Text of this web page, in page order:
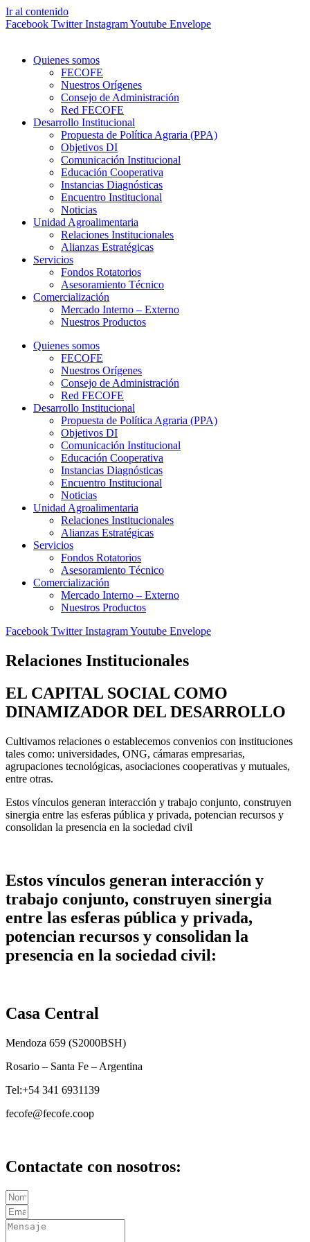
Ir al contenido
Facebook Twitter InstagramYoutube Envelope
Quienes somos
FECOFE
Nuestros Orígenes
Consejo de Administración
Red FECOFE
Desarrollo Institucional
Propuesta de Política Agraria (PPA)
Objetivos DI
Comunicación Institucional
Educación Cooperativa
Instancias Diagnósticas
Encuentro Institucional
Noticias
Unidad Agroalimentaria
Relaciones Institucionales
Alianzas Estratégicas
Servicios
Fondos Rotatorios
Asesoramiento Técnico
Comercialización
Mercado Interno – Externo
Nuestros Productos
Quienes somos
FECOFE
Nuestros Orígenes
Consejo de Administración
Red FECOFE
Desarrollo Institucional
Propuesta de Política Agraria (PPA)
Objetivos DI
Comunicación Institucional
Educación Cooperativa
Instancias Diagnósticas
Encuentro Institucional
Noticias
Unidad Agroalimentaria
Relaciones Institucionales
Alianzas Estratégicas
Servicios
Fondos Rotatorios
Asesoramiento Técnico
Comercialización
Mercado Interno – Externo
Nuestros Productos
Facebook Twitter InstagramYoutube Envelope
Relaciones Institucionales
EL CAPITAL SOCIAL COMO
DINAMIZADOR DEL DESARROLLO
Cultivamos relaciones o establecemos convenios con instituciones
tales como: universidades, ONG, cámaras empresarias,
agrupaciones tecnológicas, asociaciones cooperativas y mutuales,
entre otras.
Estos vínculos generan interacción y trabajo conjunto, construyen
sinergia entre las esferas pública y privada, potencian recursos y
consolidan la presencia en la sociedad civil
Estos vínculos generan interacción y
trabajo conjunto, construyen sinergia
entre las esferas pública y privada,
potencian recursos y consolidan la
presencia en la sociedad civil:
Casa Central
Mendoza 659 (S2000BSH)
Rosario – Santa Fe – Argentina
Tel:+54 341 6931139
fecofe@fecofe.coop
Contactate con nosotros: